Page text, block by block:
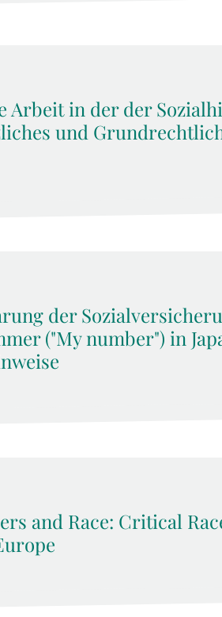
Arbeit in der der
und
der
("My number") in
and Race: Critical